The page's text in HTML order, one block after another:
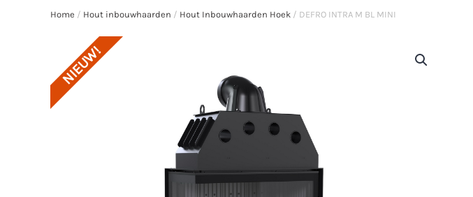
Home / Hout inbouwhaarden / Hout Inbouwhaarden Hoek / DEFRO INTRA M BL MINI
NIEUW!